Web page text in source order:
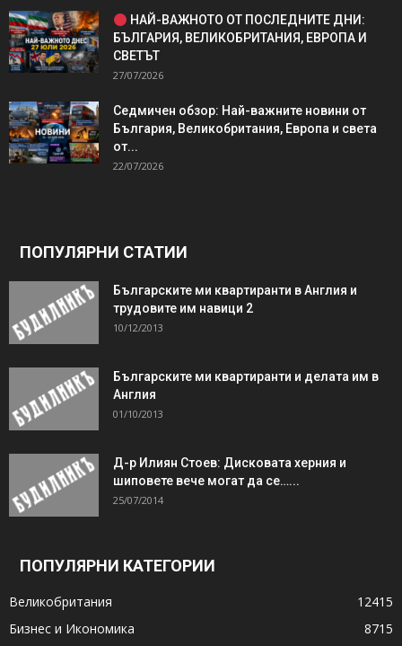
НАЙ-ВАЖНОТО ОТ ПОСЛЕДНИТЕ ДНИ:
БЪЛГАРИЯ, ВЕЛИКОБРИТАНИЯ, ЕВРОПА И
СВЕТЪТ
27/07/2026
Седмичен обзор: Най-важните новини от
България, Великобритания, Европа и света
от...
22/07/2026
ПОПУЛЯРНИ СТАТИИ
Българските ми квартиранти в Англия и
трудовите им навици 2
10/12/2013
Българските ми квартиранти и делата им в
Англия
01/10/2013
Д-р Илиян Стоев: Дисковата херния и
шиповете вече могат да се…...
25/07/2014
ПОПУЛЯРНИ КАТЕГОРИИ
Великобритания
12415
Бизнес и Икономика
8715